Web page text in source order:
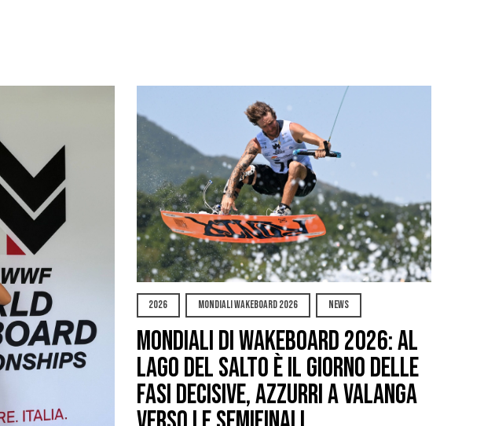
2026 MONDIALI WAKEBOARD 2026 NEWS
Mondiali di Wakeboard 2026: al
Lago del Salto è il giorno delle
fasi decisive, azzurri a valanga